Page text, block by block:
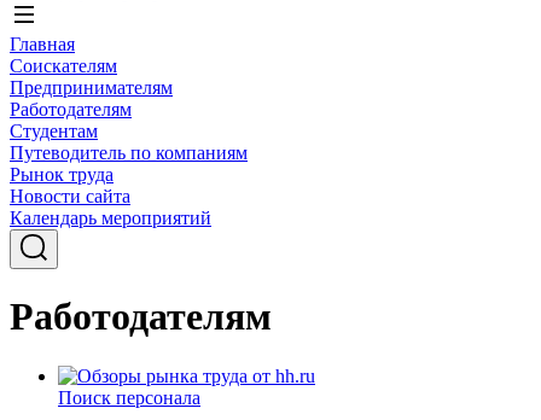
Главная
Соискателям
Предпринимателям
Работодателям
Студентам
Путеводитель по компаниям
Рынок труда
Новости сайта
Календарь мероприятий
Работодателям
Поиск персонала